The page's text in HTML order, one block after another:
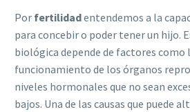
Por fertilidadentendemos a la
para concebir o poder tener un hijo.
biológica depende de factores como
funcionamiento de los órganos
niveles hormonales que no sean
bajos. Una de las causas que puede